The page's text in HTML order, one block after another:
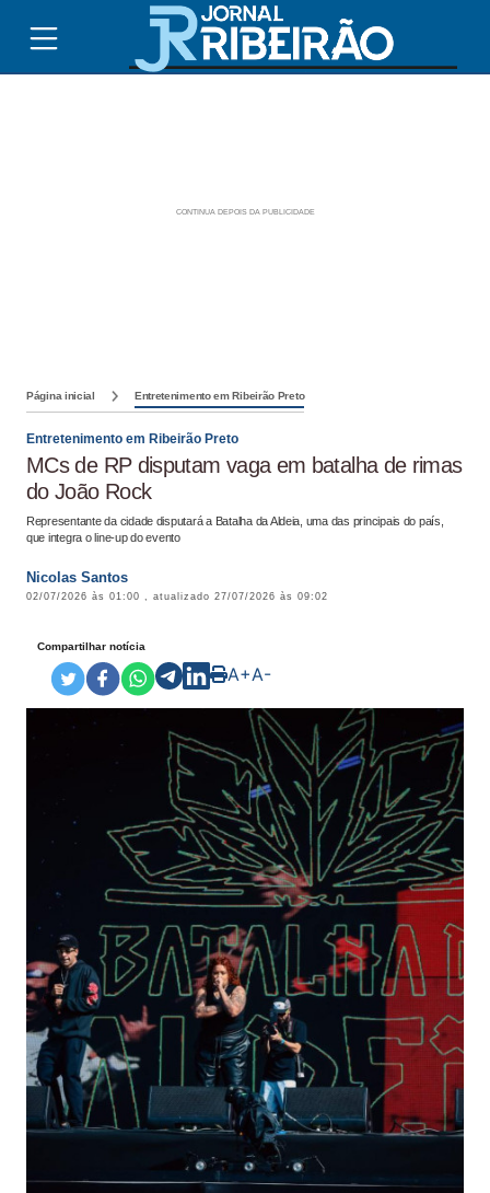
Página inicial Entretenimento em Ribeirão Preto
Entretenimento em Ribeirão Preto
MCs de RP disputam vaga em batalha de rimas
do João Rock
Representante da cidade disputará a Batalha da Aldeia, uma das principais do país,
que integra o line-up do evento
Nicolas Santos
02/07/2026 às 01:00 , atualizado 27/07/2026 às 09:02
Compartilhar notícia
A+A-